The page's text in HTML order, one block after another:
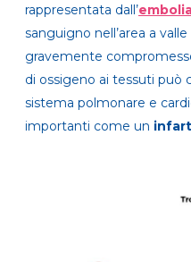
rappresentata dall’
sanguigno nell’area a
gravemente
di ossigeno ai tessuti può
sistema polmonare e
importanti come un